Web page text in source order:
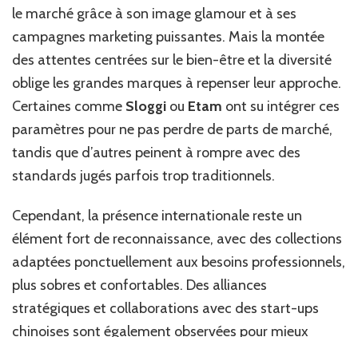
le marché grâce à son image glamour et à ses
campagnes marketing puissantes. Mais la montée
des attentes centrées sur le bien-être et la diversité
oblige les grandes marques à repenser leur approche.
Certaines comme Sloggi ou Etam ont su intégrer ces
paramètres pour ne pas perdre de parts de marché,
tandis que d’autres peinent à rompre avec des
standards jugés parfois trop traditionnels.
Cependant, la présence internationale reste un
élément fort de reconnaissance, avec des collections
adaptées ponctuellement aux besoins professionnels,
plus sobres et confortables. Des alliances
stratégiques et collaborations avec des start-ups
chinoises sont également observées pour mieux